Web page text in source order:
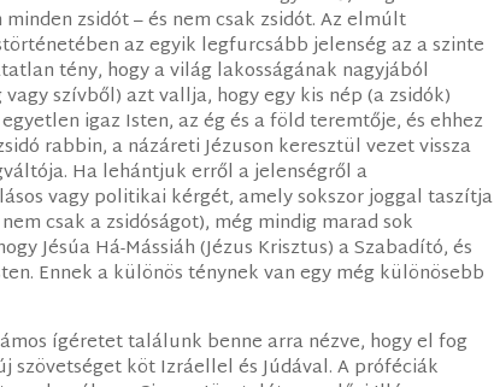
zsidót – és nem csak zsidót. Az elmúlt
az egyik legfurcsább jelenség az a szinte
tény, hogy a világ lakosságának nagyjából
szívből) azt vallja, hogy egy kis nép (a zsidók)
igaz Isten, az ég és a föld teremtője, és ehhez
rabbin, a názáreti Jézuson keresztül vezet vissza
Ha lehántjuk erről a jelenségről a
vagy politikai kérgét, amely sokszor joggal taszítja
csak a zsidóságot), még mindig marad sok
Jésúa Há-Mássiáh (Jézus Krisztus) a Szabadító, és
Ennek a különös ténynek van egy még különösebb
ígéretet találunk benne arra nézve, hogy el fog
szövetséget köt Izráellel és Júdával. A próféciák